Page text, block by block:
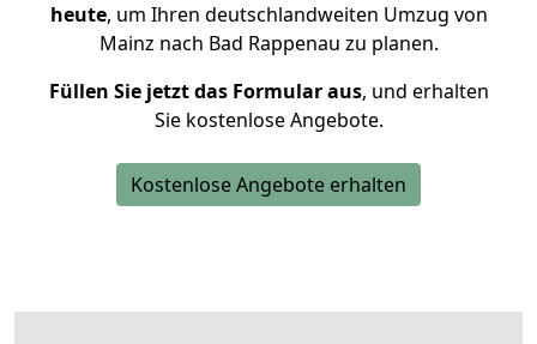
heute, um Ihren deutschlandweiten Umzug von
Mainz nach Bad Rappenau zu planen.
Füllen Sie jetzt das Formular aus, und erhalten
Sie kostenlose Angebote.
Kostenlose Angebote erhalten